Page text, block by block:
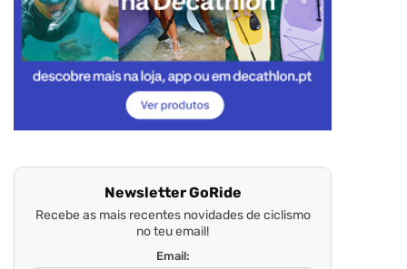
Newsletter GoRide
Recebe as mais recentes novidades de ciclismo
no teu email!
Email: